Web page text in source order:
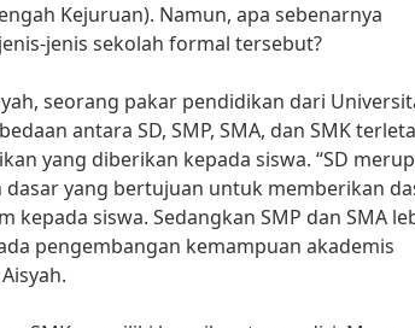
Kejuruan). Namun, apa sebenarnya
jenis sekolah formal tersebut?
seorang pakar pendidikan dari
antara SD, SMP, SMA, dan SMK
yang diberikan kepada siswa. “SD
dasar yang bertujuan untuk memberikan
kepada siswa. Sedangkan SMP dan SMA
pengembangan kemampuan akademis